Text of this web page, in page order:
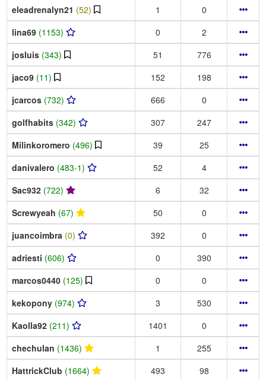
eleadrenalyn21 (52) 1
0
lina69 (1153) 0
2
josluis (343) 51
776
jaco9 (11) 152
198
jcarcos (732) 666
0
golfhabits (342) 307
247
Milinkoromero (496) 39
25
danivalero (483-1) 52
4
Sac932 (722) 6
32
Screwyeah (67) 50
0
juancoimbra (0) 392
0
adriesti (606) 0
390
marcos0440 (125) 0
0
kekopony (974) 3
530
Kaolla92 (211) 1401
0
chechulan (1436) 1
255
HattrickClub (1664) 493
98